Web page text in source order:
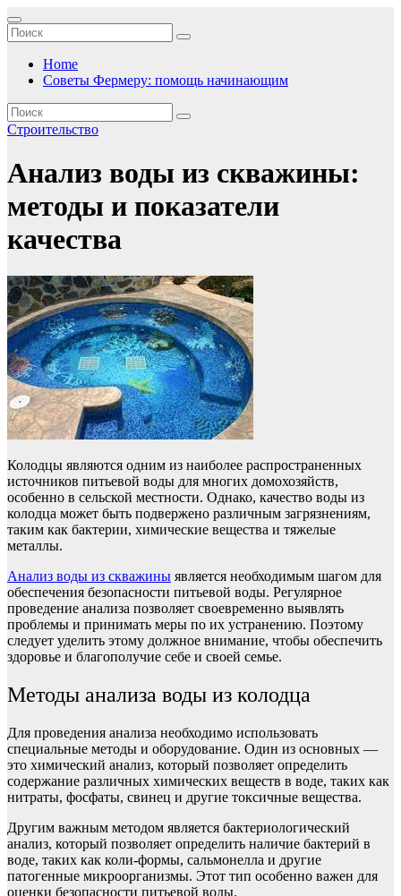
Перейти
к
содержимому
Home
Советы Фермеру: помощь начинающим
Строительство
Анализ воды из скважины:
методы и показатели
качества
Колодцы являются одним из наиболее распространенных
источников питьевой воды для многих домохозяйств,
особенно в сельской местности. Однако, качество воды из
колодца может быть подвержено различным загрязнениям,
таким как бактерии, химические вещества и тяжелые
металлы.
Анализ воды из скважины является необходимым шагом для
обеспечения безопасности питьевой воды. Регулярное
проведение анализа позволяет своевременно выявлять
проблемы и принимать меры по их устранению. Поэтому
следует уделить этому должное внимание, чтобы обеспечить
здоровье и благополучие себе и своей семье.
Методы анализа воды из колодца
Для проведения анализа необходимо использовать
специальные методы и оборудование. Один из основных —
это химический анализ, который позволяет определить
содержание различных химических веществ в воде, таких как
нитраты, фосфаты, свинец и другие токсичные вещества.
Другим важным методом является бактериологический
анализ, который позволяет определить наличие бактерий в
воде, таких как коли-формы, сальмонелла и другие
патогенные микроорганизмы. Этот тип особенно важен для
оценки безопасности питьевой воды.